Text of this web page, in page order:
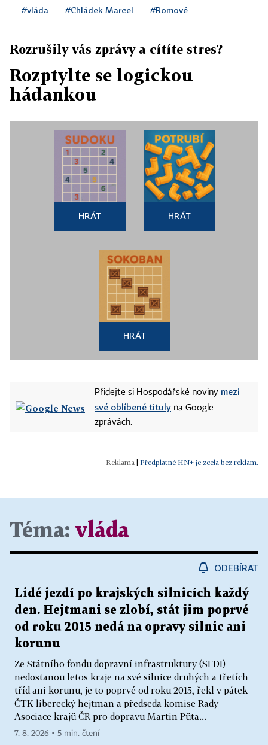
#vláda #Chládek Marcel #Romové
Rozrušily vás zprávy a cítíte stres?
Rozptylte se logickou
hádankou
HRÁT HRÁT
HRÁT
Přidejte si Hospodářské noviny mezi
své oblíbené tituly na Google
zprávách.
Předplatné HN+ je zcela bez reklam.
Téma: vláda
ODEBÍRAT
Lidé jezdí po krajských silnicích každý
den. Hejtmani se zlobí, stát jim poprvé
od roku 2015 nedá na opravy silnic ani
korunu
Ze Státního fondu dopravní infrastruktury (SFDI)
nedostanou letos kraje na své silnice druhých a třetích
tříd ani korunu, je to poprvé od roku 2015, řekl v pátek
ČTK liberecký hejtman a předseda komise Rady
Asociace krajů ČR pro dopravu Martin Půta...
7. 8. 2026 ▪ 5 min. čtení